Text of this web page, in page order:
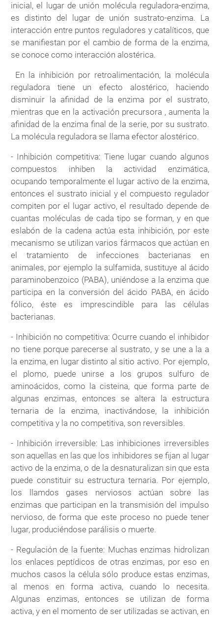
inicial, el lugar de unión molécula reguladora-enzima,
es distinto del lugar de unión sustrato-enzima. La
interacción entre puntos reguladores y catalíticos, que
se manifiestan por el cambio de forma de la enzima,
se conoce como interacción alostérica.
En la inhibición por retroalimentación, la molécula
reguladora tiene un efecto alostérico, haciendo
disminuir la afinidad de la enzima por el sustrato,
mientras que en la activación precursora , aumenta la
afinidad de la enzima final de la serie, por su sustrato.
La molécula reguladora se llama efector alostérico.
- Inhibición competitiva: Tiene lugar cuando algunos
compuestos inhiben la actividad enzimática,
ocupando temporalmente el lugar activo de la enzima,
entonces el sustrato inicial y el compuesto regulador
compiten por el lugar activo, el resultado depende de
cuantas moléculas de cada tipo se forman, y en que
eslabón de la cadena actúa esta inhibición, por este
mecanismo se utilizan varios fármacos que actúan en
el tratamiento de infecciones bacterianas en
animales, por ejemplo la sulfamida, sustituye al ácido
paraminobenzoico (PABA), uniéndose a la enzima que
participa en la conversión del ácido PABA, en ácido
fólico, éste es imprescindible para las células
bacterianas.
- Inhibición no competitiva: Ocurre cuando el inhibidor
no tiene porque parecerse al sustrato, y se une a la a
la enzima, en lugar distinto al sitio activo. Por ejemplo,
el plomo, puede unirse a los grupos sulfuro de
aminoácidos, como la cisteina, que forma parte de
algunas enzimas, entonces se altera la estructura
ternaria de la enzima, inactivándose, la inhibición
competitiva y la no competitiva, son reversibles.
- Inhibición irreversible: Las inhibiciones irreversibles
son aquellas en las que los inhibidores se fijan al lugar
activo de la enzima, o de la desnaturalizan sin que esta
puede constituir su estructura ternaria. Por ejemplo,
los llamdos gases nerviosos actúan sobre las
enzimas que participan en la transmisión del impulso
nervioso, de forma que este proceso no puede tener
lugar, produciéndose parálisis o muerte.
- Regulación de la fuente: Muchas enzimas hidrolizan
los enlaces peptídicos de otras enzimas, por eso en
muchos casos la célula sólo produce estas enzimas,
al menos en forma activa, cuando lo necesita.
Algunas enzimas, entonces se utilizan de forma
activa, y en el momento de ser utilizadas se activan, en